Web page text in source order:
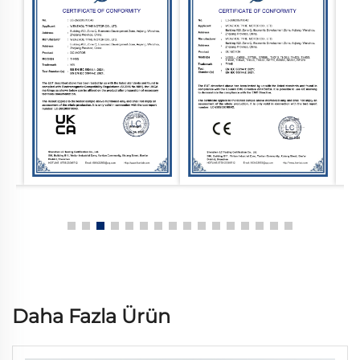
Daha Fazla Ürün